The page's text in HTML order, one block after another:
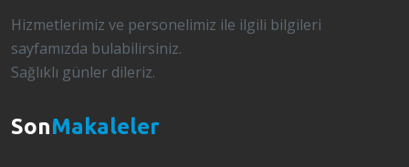
Hizmetlerimiz ve personelimiz ile ilgili bilgileri
sayfamızda bulabilirsiniz.
Sağlıklı günler dileriz.
SonMakaleler